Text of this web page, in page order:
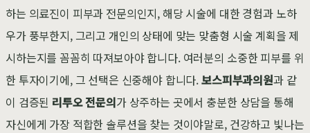
하는 의료진이 피부과 전문의인지, 해당 시술에 대한 경험과 노하
우가 풍부한지, 그리고 개인의 상태에 맞는 맞춤형 시술 계획을 제
시하는지를 꼼꼼히 따져보아야 합니다. 여러분의 소중한 피부를 위
한 투자이기에, 그 선택은 신중해야 합니다.보스피부과의원과 같
이 검증된 리투오 전문의가 상주하는 곳에서 충분한 상담을 통해
자신에게 가장 적합한 솔루션을 찾는 것이야말로, 건강하고 빛나는